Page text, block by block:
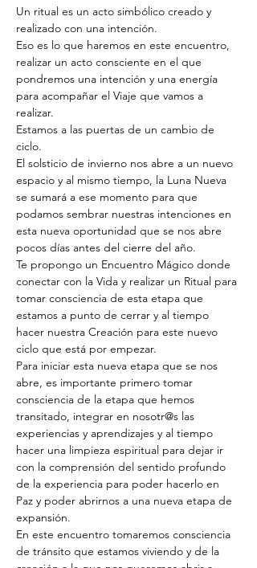
Un ritual es un acto simbólico creado y
realizado con una intención.
Eso es lo que haremos en este encuentro,
realizar un acto consciente en el que
pondremos una intención y una energía
para acompañar el Viaje que vamos a
realizar.
Estamos a las puertas de un cambio de
ciclo.
El solsticio de invierno nos abre a un nuevo
espacio y al mismo tiempo, la Luna Nueva
se sumará a ese momento para que
podamos sembrar nuestras intenciones en
esta nueva oportunidad que se nos abre
pocos días antes del cierre del año.
Te propongo un Encuentro Mágico donde
conectar con la Vida y realizar un Ritual para
tomar consciencia de esta etapa que
estamos a punto de cerrar y al tiempo
hacer nuestra Creación para este nuevo
ciclo que está por empezar.
Para iniciar esta nueva etapa que se nos
abre, es importante primero tomar
consciencia de la etapa que hemos
transitado, integrar en nosotr@s las
experiencias y aprendizajes y al tiempo
hacer una limpieza espiritual para dejar ir
con la comprensión del sentido profundo
de la experiencia para poder hacerlo en
Paz y poder abrirnos a una nueva etapa de
expansión.
En este encuentro tomaremos consciencia
de tránsito que estamos viviendo y de la